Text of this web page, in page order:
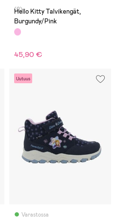
(0)
Hello Kitty Talvikengät,
Burgundy/Pink
45,90 €
Uutuus
Varastossa